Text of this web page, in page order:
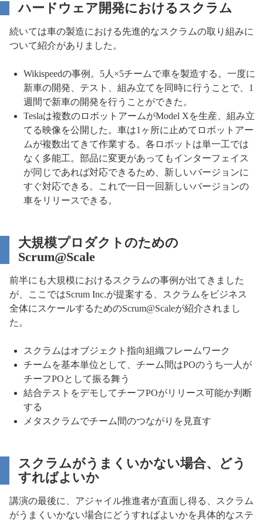
ハードウェア開発におけるスクラム
続いては車の製造における先進的なスクラムの取り組みに
ついて紹介がありました。
Wikispeedの事例。5人×5チームで車を製造する。一度に
新車の開発、テスト、組み立てを同時に行うことで、1
週間で新車の開発を行うことができた。
Teslaは複数のロボットアームがModel Xを生産、組み立
てる映像を公開した。車は1ヶ所に止めてロボットアー
ムが複数出てきて作業する。各ロボットは単一工では
なく多能工。部品に変更があってもインターフェイス
が同じであれば対応できるため、新しいバージョンに
すぐ対応できる。これで一日一回新しいバージョンの
車をリリースできる。
大規模プロダクトのための
Scrum@Scale
前半にも大規模におけるスクラムの事例が出てきました
が、ここではScrum Inc.が提案する、スクラムをビジネス
全体にスケールするためのScrum@Scaleが紹介されまし
た。
スクラムはオブジェクト指向組織フレームワーク
チームを基本単位として、チーム間はPOのうち一人が
チーフPOとして振る舞う
結合テストをデモしてチーフPOがリリース可能か判断
する
メタスクラムでチーム間のつながりを見直す
スクラムがうまくいかない場合、どう
すればよいか
講演の最後に、アジャイル推進者が直面し得る、スクラム
がうまくいかない場合にどうすればよいかを具体的なステ